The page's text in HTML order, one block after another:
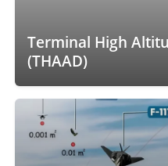
Terminal High
(THAAD)